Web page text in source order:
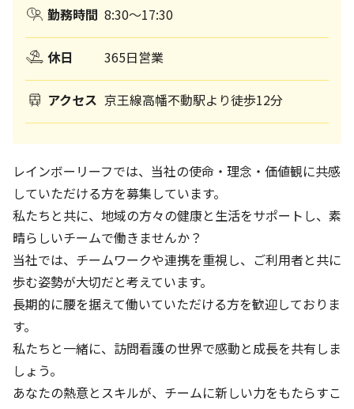
勤務時間 8:30～17:30
休日 365日営業
アクセス 京王線高幡不動駅より徒歩12分
レインボーリーフでは、当社の使命・理念・価値観に共感
していただける方を募集しています。
私たちと共に、地域の方々の健康と生活をサポートし、素
晴らしいチームで働きませんか？
当社では、チームワークや連携を重視し、ご利用者と共に
歩む姿勢が大切だと考えています。
長期的に腰を据えて働いていただける方を歓迎しておりま
す。
私たちと一緒に、訪問看護の世界で感動と成長を共有しま
しょう。
あなたの熱意とスキルが、チームに新しい力をもたらすこ